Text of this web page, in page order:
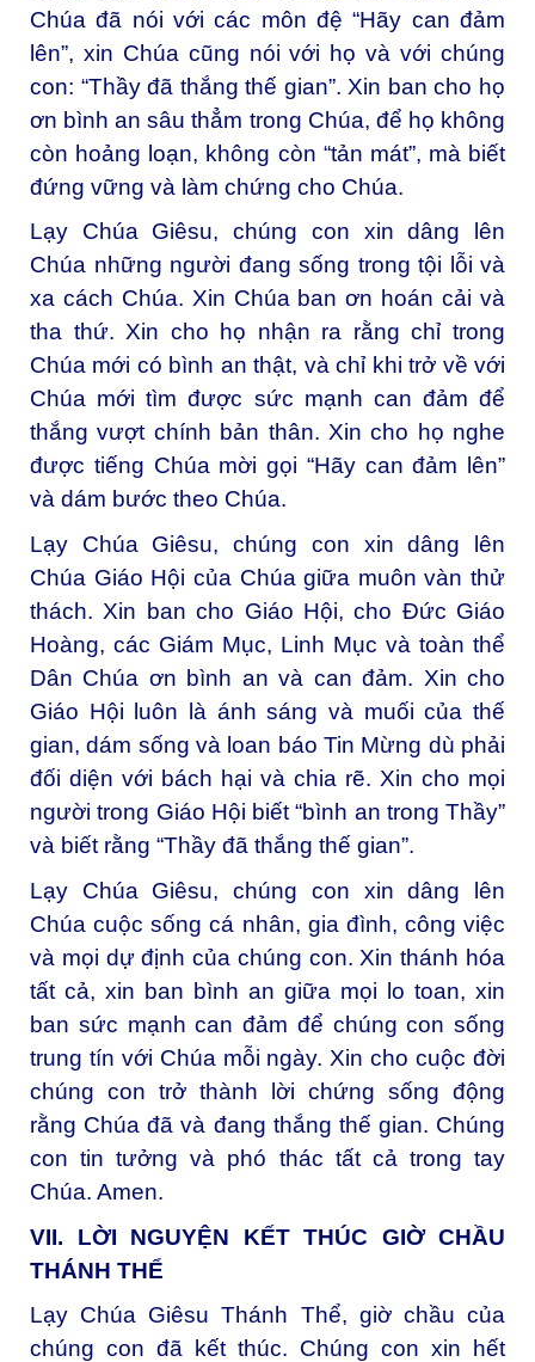
Chúa đã nói với các môn đệ “Hãy can đảm
lên”, xin Chúa cũng nói với họ và với chúng
con: “Thầy đã thắng thế gian”. Xin ban cho họ
ơn bình an sâu thẳm trong Chúa, để họ không
còn hoảng loạn, không còn “tản mát”, mà biết
đứng vững và làm chứng cho Chúa.
Lạy Chúa Giêsu, chúng con xin dâng lên
Chúa những người đang sống trong tội lỗi và
xa cách Chúa. Xin Chúa ban ơn hoán cải và
tha thứ. Xin cho họ nhận ra rằng chỉ trong
Chúa mới có bình an thật, và chỉ khi trở về với
Chúa mới tìm được sức mạnh can đảm để
thắng vượt chính bản thân. Xin cho họ nghe
được tiếng Chúa mời gọi “Hãy can đảm lên”
và dám bước theo Chúa.
Lạy Chúa Giêsu, chúng con xin dâng lên
Chúa Giáo Hội của Chúa giữa muôn vàn thử
thách. Xin ban cho Giáo Hội, cho Đức Giáo
Hoàng, các Giám Mục, Linh Mục và toàn thể
Dân Chúa ơn bình an và can đảm. Xin cho
Giáo Hội luôn là ánh sáng và muối của thế
gian, dám sống và loan báo Tin Mừng dù phải
đối diện với bách hại và chia rẽ. Xin cho mọi
người trong Giáo Hội biết “bình an trong Thầy”
và biết rằng “Thầy đã thắng thế gian”.
Lạy Chúa Giêsu, chúng con xin dâng lên
Chúa cuộc sống cá nhân, gia đình, công việc
và mọi dự định của chúng con. Xin thánh hóa
tất cả, xin ban bình an giữa mọi lo toan, xin
ban sức mạnh can đảm để chúng con sống
trung tín với Chúa mỗi ngày. Xin cho cuộc đời
chúng con trở thành lời chứng sống động
rằng Chúa đã và đang thắng thế gian. Chúng
con tin tưởng và phó thác tất cả trong tay
Chúa. Amen.
VII. LỜI NGUYỆN KẾT THÚC GIỜ CHẦU
THÁNH THỂ
Lạy Chúa Giêsu Thánh Thể, giờ chầu của
chúng con đã kết thúc. Chúng con xin hết